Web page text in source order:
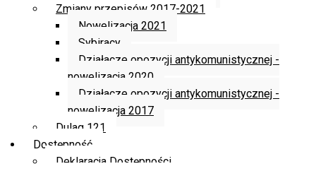
Zmiany przepisów 2017-2021
Nowelizacja 2021
Sybiracy
Działacze opozycji antykomunistycznej -
nowelizacja 2020
Działacze opozycji antykomunistycznej -
nowelizacja 2017
Dulag 121
Dostępność
Deklaracja Dostępności